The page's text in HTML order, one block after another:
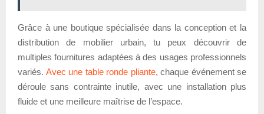
Grâce à une boutique spécialisée dans la conception et la
distribution de mobilier urbain, tu peux découvrir de
multiples fournitures adaptées à des usages professionnels
variés. Avec une table ronde pliante, chaque événement se
déroule sans contrainte inutile, avec une installation plus
fluide et une meilleure maîtrise de l’espace.